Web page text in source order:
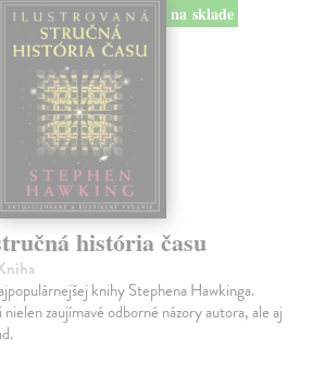
na sklade
história času
knihy Stephena Hawkinga.
zaujímavé odborné názory autora, ale aj